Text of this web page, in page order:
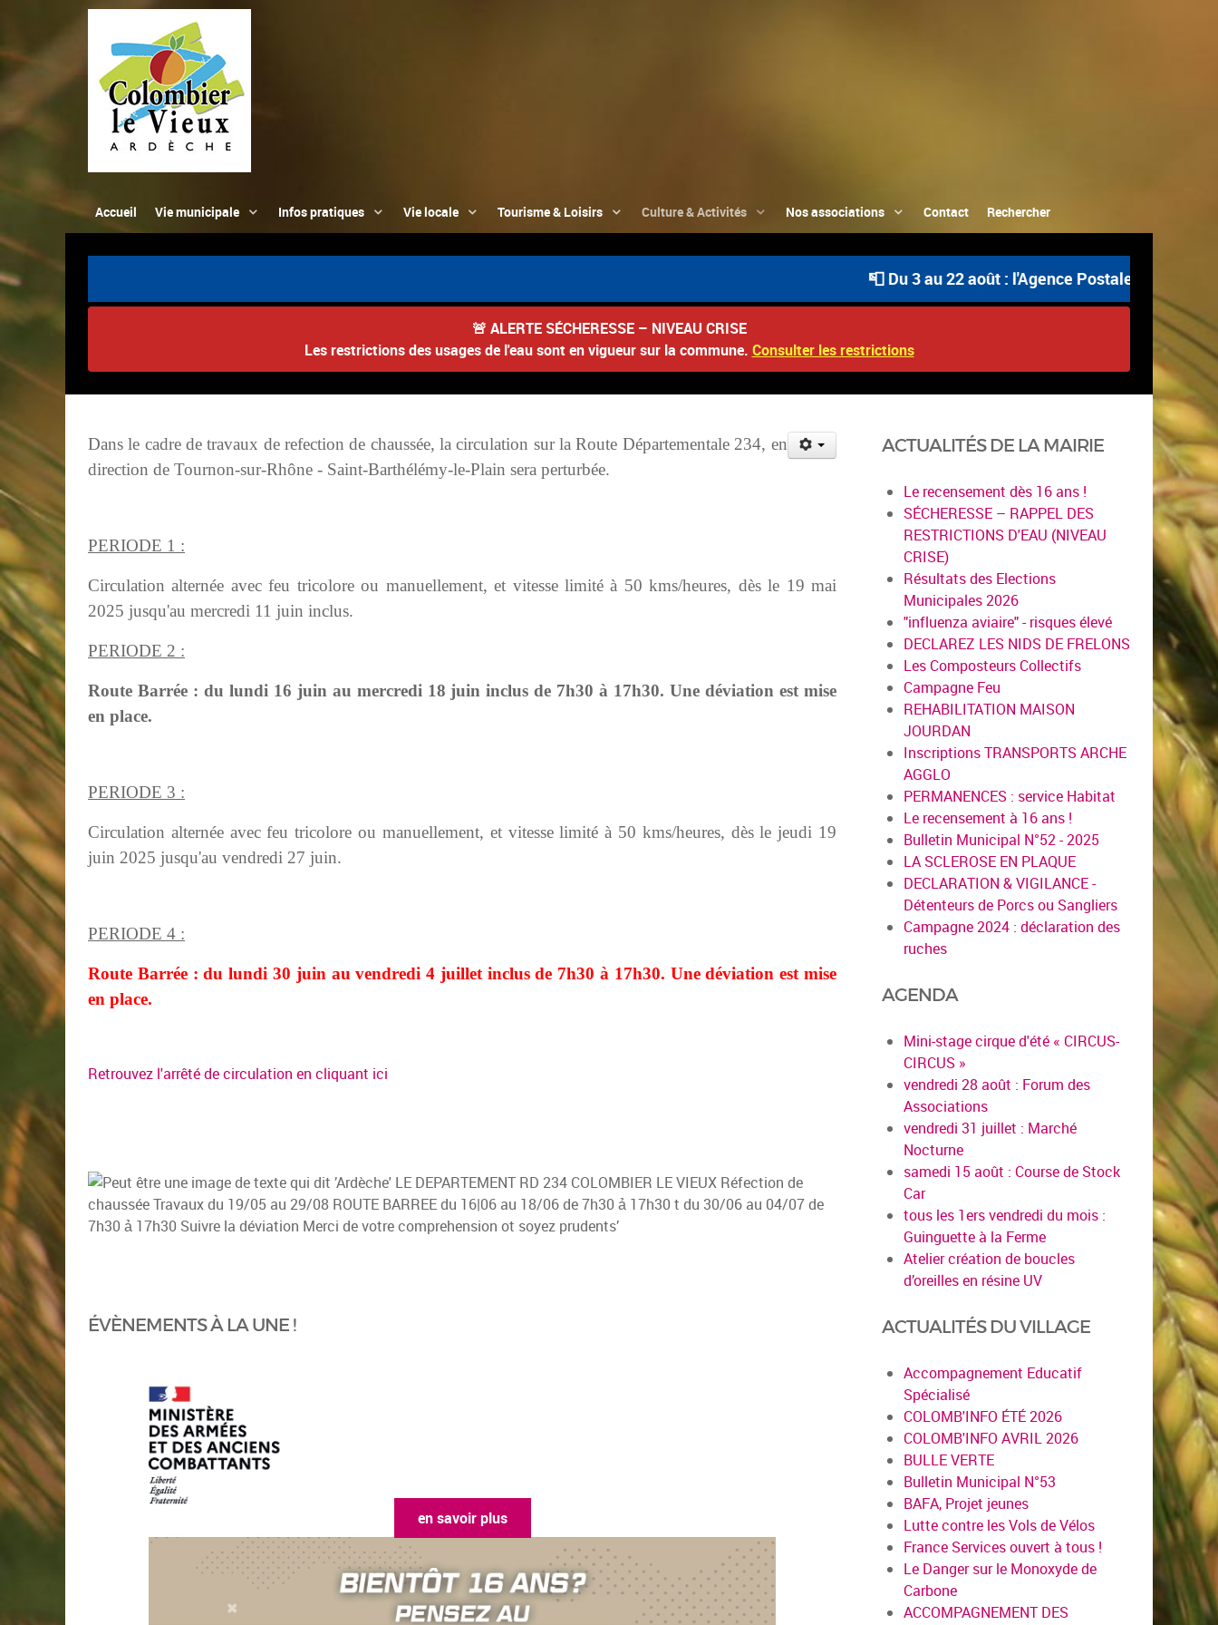
Accueil Vie municipale Infos pratiques Vie locale Tourisme & Loisirs Culture & Activités Nos associations Contact Rechercher
📮 Du 3 au 22 août : l'Agence Postale
🚨 ALERTE SÉCHERESSE – NIVEAU CRISE
Les restrictions des usages de l'eau sont en vigueur sur la commune. Consulter les restrictions
Dans le cadre de travaux de refection de chaussée, la circulation sur la Route Départementale 234, en
direction de Tournon-sur-Rhône - Saint-Barthélémy-le-Plain sera perturbée.
PERIODE 1 :
Circulation alternée avec feu tricolore ou manuellement, et vitesse limité à 50 kms/heures, dès le 19 mai
2025 jusqu'au mercredi 11 juin inclus.
PERIODE 2 :
Route Barrée : du lundi 16 juin au mercredi 18 juin inclus de 7h30 à 17h30. Une déviation est mise
en place.
PERIODE 3 :
Circulation alternée avec feu tricolore ou manuellement, et vitesse limité à 50 kms/heures, dès le jeudi 19
juin 2025 jusqu'au vendredi 27 juin.
PERIODE 4 :
Route Barrée : du lundi 30 juin au vendredi 4 juillet inclus de 7h30 à 17h30. Une déviation est mise
en place.
Retrouvez l'arrêté de circulation en cliquant ici
ÉVÈNEMENTS À LA UNE !
en savoir plus en savoir
ACTUALITÉS DE LA MAIRIE
Le recensement dès 16 ans !
SÉCHERESSE – RAPPEL DES
RESTRICTIONS D'EAU (NIVEAU
CRISE)
Résultats des Elections
Municipales 2026
"influenza aviaire" - risques élevé
DECLAREZ LES NIDS DE FRELONS
Les Composteurs Collectifs
Campagne Feu
REHABILITATION MAISON
JOURDAN
Inscriptions TRANSPORTS ARCHE
AGGLO
PERMANENCES : service Habitat
Le recensement à 16 ans !
Bulletin Municipal N°52 - 2025
LA SCLEROSE EN PLAQUE
DECLARATION & VIGILANCE -
Détenteurs de Porcs ou Sangliers
Campagne 2024 : déclaration des
ruches
AGENDA
Mini-stage cirque d'été « CIRCUS-
CIRCUS »
vendredi 28 août : Forum des
Associations
vendredi 31 juillet : Marché
Nocturne
samedi 15 août : Course de Stock
Car
tous les 1ers vendredi du mois :
Guinguette à la Ferme
Atelier création de boucles
d’oreilles en résine UV
ACTUALITÉS DU VILLAGE
Accompagnement Educatif
Spécialisé
COLOMB'INFO ÉTÉ 2026
COLOMB'INFO AVRIL 2026
BULLE VERTE
Bulletin Municipal N°53
BAFA, Projet jeunes
Lutte contre les Vols de Vélos
France Services ouvert à tous !
Le Danger sur le Monoxyde de
Carbone
ACCOMPAGNEMENT DES